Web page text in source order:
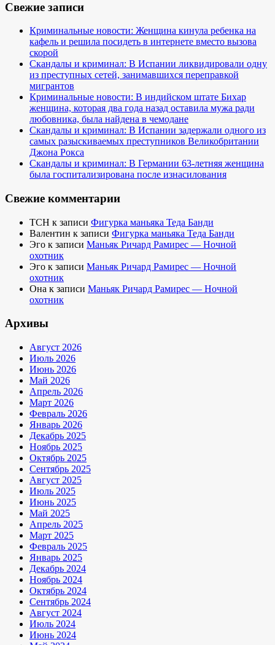
Свежие записи
Криминальные новости: Женщина кинула ребенка на
кафель и решила посидеть в интернете вместо вызова
скорой
Скандалы и криминал: В Испании ликвидировали одну
из преступных сетей, занимавшихся переправкой
мигрантов
Криминальные новости: В индийском штате Бихар
женщина, которая два года назад оставила мужа ради
любовника, была найдена в чемодане
Скандалы и криминал: В Испании задержали одного из
самых разыскиваемых преступников Великобритании
Джона Рокса
Скандалы и криминал: В Германии 63-летняя женщина
была госпитализирована после изнасилования
Свежие комментарии
TCH к записи Фигурка маньяка Теда Банди
Валентин к записи Фигурка маньяка Теда Банди
Эго к записи Маньяк Ричард Рамирес — Ночной
охотник
Эго к записи Маньяк Ричард Рамирес — Ночной
охотник
Она к записи Маньяк Ричард Рамирес — Ночной
охотник
Архивы
Август 2026
Июль 2026
Июнь 2026
Май 2026
Апрель 2026
Март 2026
Февраль 2026
Январь 2026
Декабрь 2025
Ноябрь 2025
Октябрь 2025
Сентябрь 2025
Август 2025
Июль 2025
Июнь 2025
Май 2025
Апрель 2025
Март 2025
Февраль 2025
Январь 2025
Декабрь 2024
Ноябрь 2024
Октябрь 2024
Сентябрь 2024
Август 2024
Июль 2024
Июнь 2024